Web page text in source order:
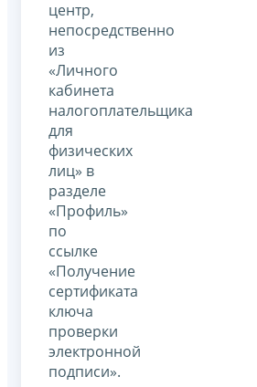
центр,
непосредственно
из
«Личного
кабинета
налогоплательщика
для
физических
лиц» в
разделе
«Профиль»
по
ссылке
«Получение
сертификата
ключа
проверки
электронной
подписи».